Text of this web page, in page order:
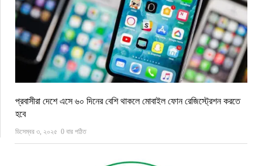
প্রবাসীরা দেশে এসে ৬০ দিনের বেশি থাকলে মোবাইল ফোন রেজিস্ট্রেশন করতে
হবে
ডিসেম্বর ৩, ২০২৫ 0 বার পঠিত